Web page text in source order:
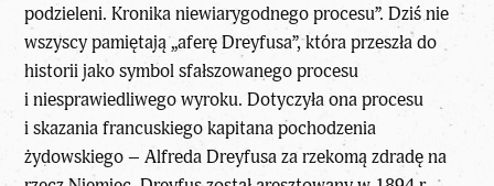
podzieleni. Kronika niewiarygodnego procesu”. Dziś nie
wszyscy pamiętają „aferę Dreyfusa”, która przeszła do
historii jako symbol sfałszowanego procesu
i niesprawiedliwego wyroku. Dotyczyła ona procesu
i skazania francuskiego kapitana pochodzenia
żydowskiego – Alfreda Dreyfusa za rzekomą zdradę na